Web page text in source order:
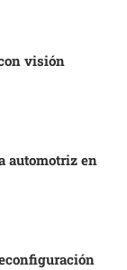
visión
automotriz en